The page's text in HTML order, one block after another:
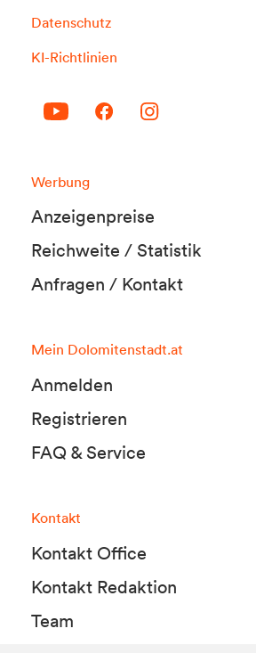
Datenschutz
KI-Richtlinien
Werbung
Anzeigenpreise
Reichweite / Statistik
Anfragen / Kontakt
Mein Dolomitenstadt.at
Anmelden
Registrieren
FAQ & Service
Kontakt
Kontakt Office
Kontakt Redaktion
Team